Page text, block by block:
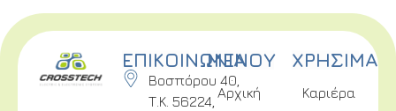
ΕΠΙΚΟΙΝΩΝΙΑ
Βοσπόρου 40,
Τ.Κ. 56224,
ΜΕΝΟΥ
Αρχική
ΧΡΗΣΙΜΑ
Καριέρα